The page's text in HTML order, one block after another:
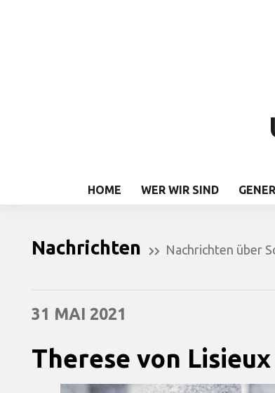
HOME WER WIR SIND
Nachrichten Nachrichten über
31 MAI 2021
Therese von